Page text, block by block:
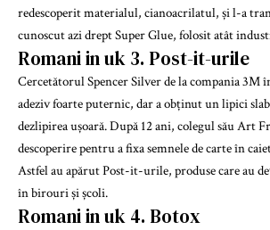
redescoperit materialul, cianoacrilatul, și l-a
cunoscut azi drept Super Glue, folosit atât
Romani in uk 3. Post-it-urile
Cercetătorul Spencer Silver de la compania 3M
adeziv foarte puternic, dar a obținut un lipici
dezlipirea ușoară. După 12 ani, colegul său Art
descoperire pentru a fixa semnele de carte în
Astfel au apărut Post-it-urile, produse care au
în birouri și școli.
Romani in uk 4. Botox